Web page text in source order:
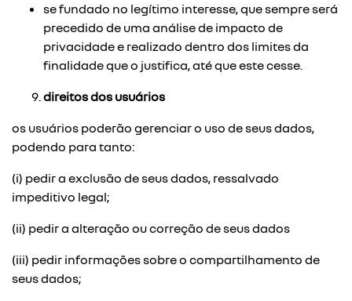
se fundado no legítimo interesse, que sempre será
precedido de uma análise de impacto de
privacidade e realizado dentro dos limites da
finalidade que o justifica, até que este cesse.
direitos dos usuários
os usuários poderão gerenciar o uso de seus dados,
podendo para tanto:
(i) pedir a exclusão de seus dados, ressalvado
impeditivo legal;
(ii) pedir a alteração ou correção de seus dados
(iii) pedir informações sobre o compartilhamento de
seus dados;